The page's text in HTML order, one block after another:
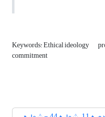
Keywords: Ethical ideology
commitment